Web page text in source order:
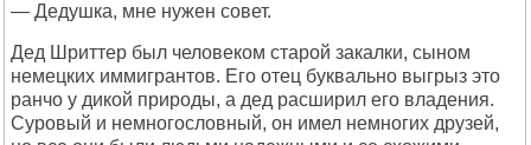
— Дедушка, мне нужен совет.
Дед Шриттер был человеком старой закалки, сыном
немецких иммигрантов. Его отец буквально выгрыз это
ранчо у дикой природы, а дед расширил его владения.
Суровый и немногословный, он имел немногих друзей,